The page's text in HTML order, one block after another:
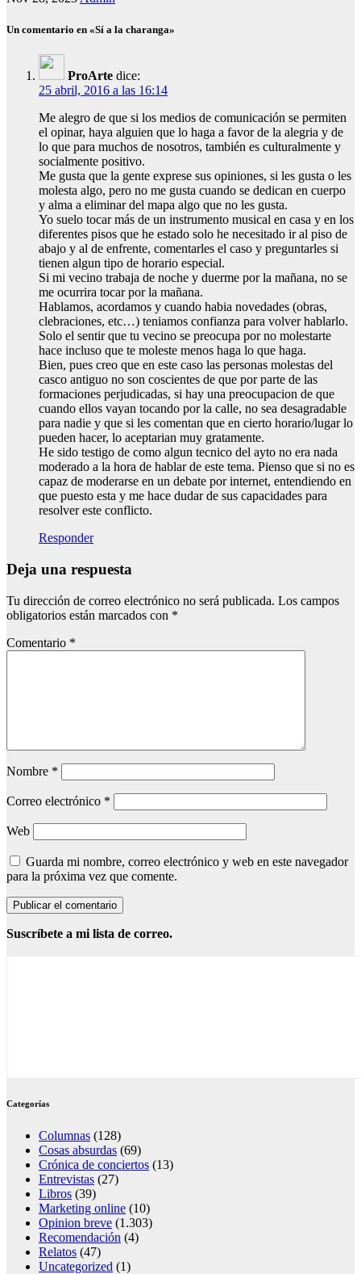
Un comentario en «Sí a la charanga»
ProArte dice:
25 abril, 2016 a las 16:14
Me alegro de que si los medios de comunicación se permiten
el opinar, haya alguien que lo haga a favor de la alegria y de
lo que para muchos de nosotros, también es culturalmente y
socialmente positivo.
Me gusta que la gente exprese sus opiniones, si les gusta o les
molesta algo, pero no me gusta cuando se dedican en cuerpo
y alma a eliminar del mapa algo que no les gusta.
Yo suelo tocar más de un instrumento musical en casa y en los
diferentes pisos que he estado solo he necesitado ir al piso de
abajo y al de enfrente, comentarles el caso y preguntarles si
tienen algun tipo de horario especial.
Si mi vecino trabaja de noche y duerme por la mañana, no se
me ocurrira tocar por la mañana.
Hablamos, acordamos y cuando habia novedades (obras,
clebraciones, etc…) teniamos confianza para volver hablarlo.
Solo el sentir que tu vecino se preocupa por no molestarte
hace incluso que te moleste menos haga lo que haga.
Bien, pues creo que en este caso las personas molestas del
casco antiguo no son coscientes de que por parte de las
formaciones perjudicadas, si hay una preocupacion de que
cuando ellos vayan tocando por la calle, no sea desagradable
para nadie y que si les comentan que en cierto horario/lugar lo
pueden hacer, lo aceptarian muy gratamente.
He sido testigo de como algun tecnico del ayto no era nada
moderado a la hora de hablar de este tema. Pienso que si no es
capaz de moderarse en un debate por internet, entendiendo en
que puesto esta y me hace dudar de sus capacidades para
resolver este conflicto.
Responder
Deja una respuesta
Tu dirección de correo electrónico no será publicada. Los campos
obligatorios están marcados con *
Comentario *
Nombre *
Correo electrónico *
Web
Guarda mi nombre, correo electrónico y web en este navegador
para la próxima vez que comente.
Suscríbete a mi lista de correo.
Categorías
Columnas (128)
Cosas absurdas (69)
Crónica de conciertos (13)
Entrevistas (27)
Libros (39)
Marketing online (10)
Opinion breve (1.303)
Recomendación (4)
Relatos (47)
Uncategorized (1)